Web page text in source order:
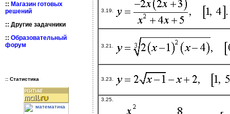
3.19.
3.21.
3.23.
3.25.
:: Магазин готовых
решений
:: Другие задачники
:: Образовательный
форум
:: Статистика